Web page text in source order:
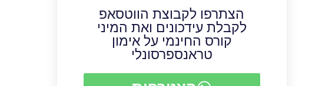
הצתרפו לקבוצת הווטסאפ
לקבלת עידכונים ואת המיני
קורס החינמי על אימון
טראנספרסונלי